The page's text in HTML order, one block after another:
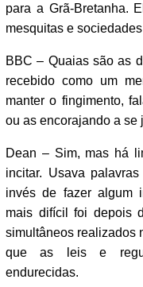
para a Grã-Bretanha.
mesquitas e
BBC – Quaias são as
recebido como um
manter o fingimento,
ou as encorajando a se
Dean – Sim, mas há
incitar. Usava
invés de fazer algum
mais difícil foi depois
simultâneos realizados
que as leis e
endurecidas.